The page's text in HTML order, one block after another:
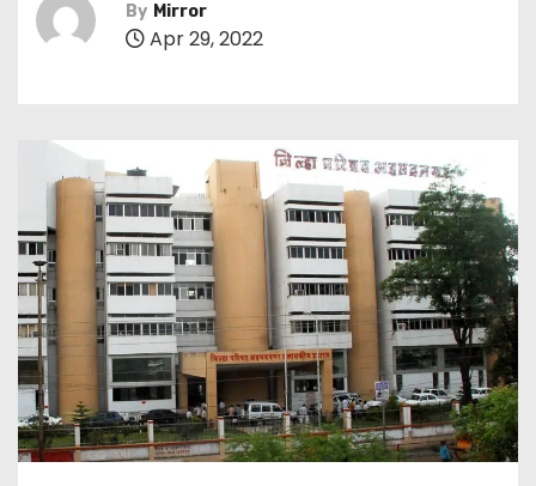
By Mirror
Apr 29, 2022